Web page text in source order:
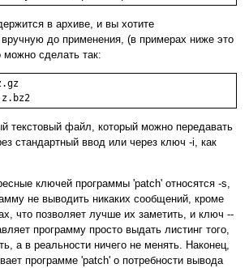
в архиве, и вы хотите
вручную до применения, (в примерах ниже это
можно сделать так:
текстовый файл, который можно передавать
стандартный ввод или через ключ -i, как
ключей программы 'patch' относятся -s,
не выводить никаких сообщений, кроме
что позволяет лучше их заметить, и ключ --
программу просто выдать листинг того,
а в реальности ничего не менять. Наконец,
программе 'patch' о потребности вывода